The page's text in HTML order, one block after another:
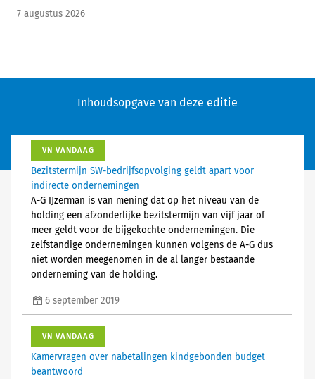
7 augustus 2026
Inhoudsopgave van deze editie
VN VANDAAG
Bezitstermijn SW-bedrijfsopvolging geldt apart voor
indirecte ondernemingen
A-G IJzerman is van mening dat op het niveau van de
holding een afzonderlijke bezitstermijn van vijf jaar of
meer geldt voor de bijgekochte ondernemingen. Die
zelfstandige ondernemingen kunnen volgens de A-G dus
niet worden meegenomen in de al langer bestaande
onderneming van de holding.
6 september 2019
VN VANDAAG
Kamervragen over nabetalingen kindgebonden budget
beantwoord